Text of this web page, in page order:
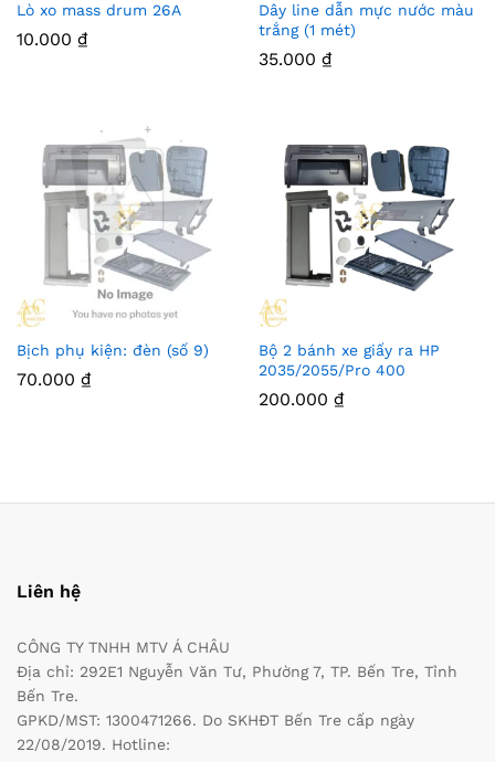
Lò xo mass drum 26A
10.000 ₫
Dây line dẫn mực nước màu
trắng (1 mét)
35.000 ₫
Bịch phụ kiện: đèn (số 9)
70.000 ₫
Bộ 2 bánh xe giấy ra HP
2035/2055/Pro 400
200.000 ₫
Liên hệ
CÔNG TY TNHH MTV Á CHÂU
Địa chỉ: 292E1 Nguyễn Văn Tư, Phường 7, TP. Bến Tre, Tỉnh
Bến Tre.
GPKD/MST: 1300471266. Do SKHĐT Bến Tre cấp ngày
22/08/2019. Hotline: